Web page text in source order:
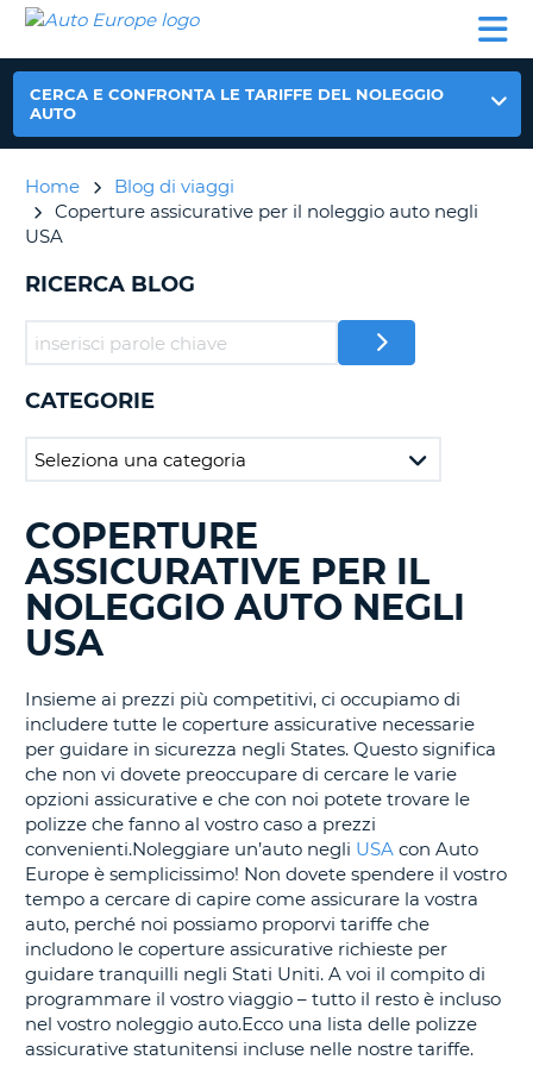
NOLEGGIO
NOLEGGIO
AUTO
EUROPE
NOLEGGIO
CAMPER
PARTNER
AIUTO
IL
ACCOUNT
PRENOTAZIONE
CERCA E CONFRONTA LE TARIFFE DEL NOLEGGIO
AUTO
Home
Blog di viaggi
Coperture assicurative per il noleggio auto negli
USA
RICERCA BLOG
CATEGORIE
RICERCA
BLOG
IN
CORSO......
COPERTURE
ASSICURATIVE PER IL
NOLEGGIO AUTO NEGLI
USA
Insieme ai prezzi più competitivi, ci occupiamo di
includere tutte le coperture assicurative necessarie
per guidare in sicurezza negli States. Questo significa
che non vi dovete preoccupare di cercare le varie
opzioni assicurative e che con noi potete trovare le
polizze che fanno al vostro caso a prezzi
convenienti.Noleggiare un’auto negli USA con Auto
Europe è semplicissimo! Non dovete spendere il vostro
tempo a cercare di capire come assicurare la vostra
auto, perché noi possiamo proporvi tariffe che
includono le coperture assicurative richieste per
guidare tranquilli negli Stati Uniti. A voi il compito di
programmare il vostro viaggio – tutto il resto è incluso
nel vostro noleggio auto.Ecco una lista delle polizze
assicurative statunitensi incluse nelle nostre tariffe.